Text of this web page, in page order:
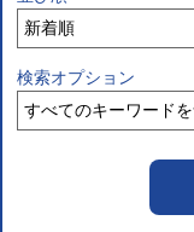
検索オプション